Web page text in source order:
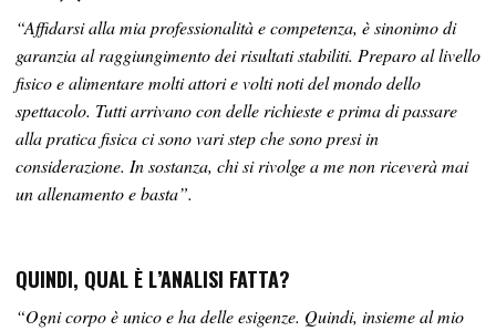
“Affidarsi alla mia professionalità e competenza, è sinonimo di
garanzia al raggiungimento dei risultati stabiliti. Preparo al livello
fisico e alimentare molti attori e volti noti del mondo dello
spettacolo. Tutti arrivano con delle richieste e prima di passare
alla pratica fisica ci sono vari step che sono presi in
considerazione. In sostanza, chi si rivolge a me non riceverà mai
un allenamento e basta”.
QUINDI, QUAL È L’ANALISI FATTA?
“Ogni corpo è unico e ha delle esigenze. Quindi, insieme al mio